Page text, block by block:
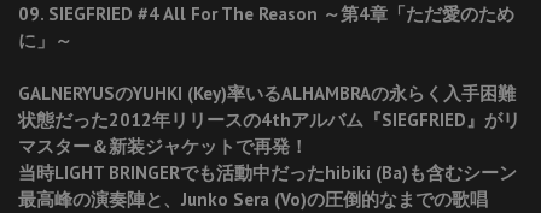
09. SIEGFRIED #4 All For The Reason ～第4章「ただ愛のため
に」～
GALNERYUSのYUHKI (Key)率いるALHAMBRAの永らく入手困難
状態だった2012年リリースの4thアルバム『SIEGFRIED』がリ
マスター＆新装ジャケットで再発！
当時LIGHT BRINGERでも活動中だったhibiki (Ba)も含むシーン
最高峰の演奏陣と、Junko Sera (Vo)の圧倒的なまでの歌唱